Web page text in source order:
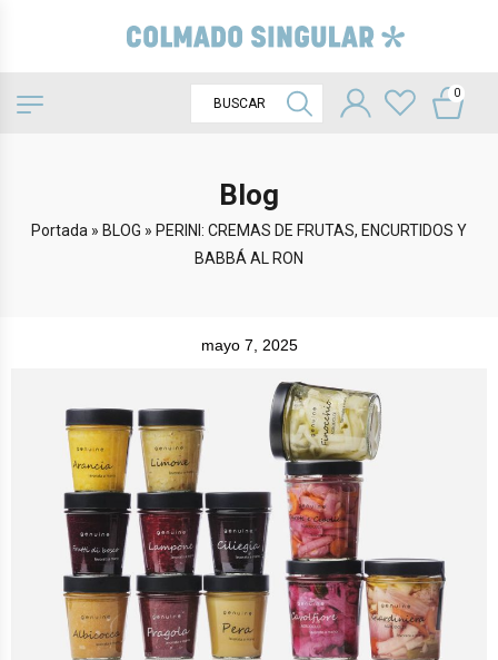
0
Blog
Portada » BLOG » PERINI: CREMAS DE FRUTAS, ENCURTIDOS Y
BABBÁ AL RON
mayo 7, 2025